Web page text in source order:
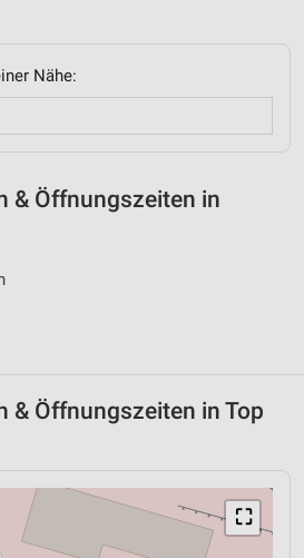
Nähe:
& Öffnungszeiten in
& Öffnungszeiten in Top
⛶